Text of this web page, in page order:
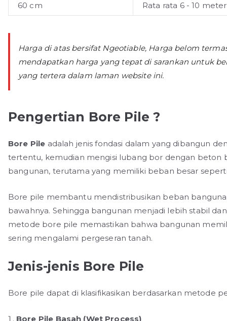
60 cm Rata rata 6 - 10 meter
Harga di atas bersifat Ngeotiable, Harga belom
mendapatkan harga yang tepat di sarankan untuk
yang tertera dalam laman website ini.
Pengertian Bore Pile ?
Bore Pile adalah jenis fondasi dalam yang dibangun
tertentu, kemudian mengisi lubang bor dengan beton
bangunan, terutama yang memiliki beban besar
Bore pile membantu mendistribusikan beban
bawahnya. Sehingga bangunan menjadi lebih stabil
metode bore pile memastikan bahwa bangunan
sering mengalami pergeseran tanah.
Jenis-jenis Bore Pile
Bore pile dapat di klasifikasikan berdasarkan metode
Bore Pile Basah (Wet Process)